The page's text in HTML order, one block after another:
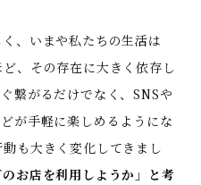
、いまや私たちの生活は
ど、その存在に大きく依存し
繋がるだけでなく、SNSや
が手軽に楽しめるようにな
も大きく変化してきまし
お店を利用しようか」と考